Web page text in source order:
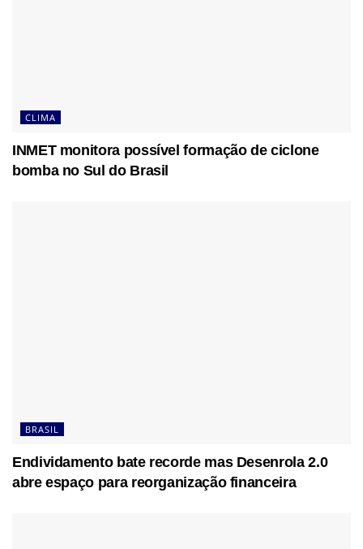
CLIMA
INMET monitora possível formação de ciclone
bomba no Sul do Brasil
BRASIL
Endividamento bate recorde mas Desenrola 2.0
abre espaço para reorganização financeira